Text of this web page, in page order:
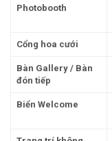
Photobooth
Cổng hoa cưới
Bàn Gallery / Bàn
đón tiếp
Biển Welcome